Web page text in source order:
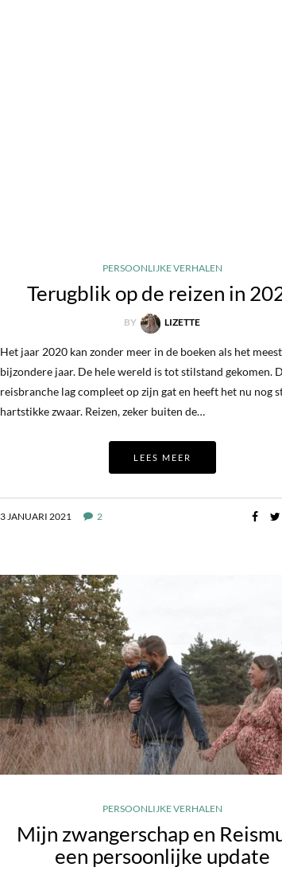
PERSOONLIJKE VERHALEN
Terugblik op de reizen in
BY LIZETTE
Het jaar 2020 kan zonder meer in de boeken als het meest
bijzondere jaar. De hele wereld is tot stilstand gekomen.
reisbranche lag compleet op zijn gat en heeft het nu nog
hartstikke zwaar. Reizen, zeker buiten de…
LEES MEER
3 JANUARI 2021 2
PERSOONLIJKE VERHALEN
Mijn zwangerschap en
een persoonlijke update